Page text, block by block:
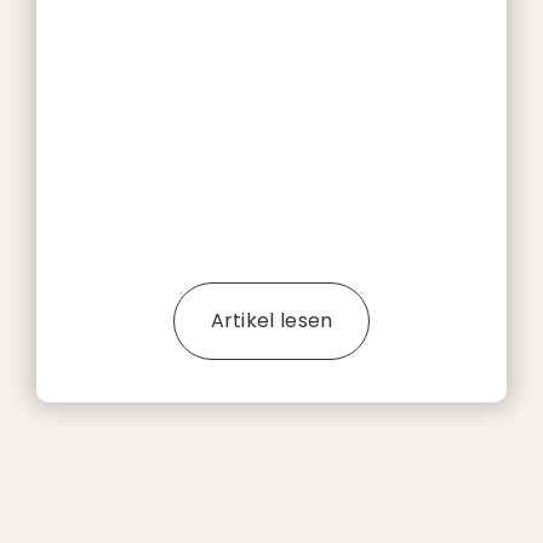
Artikel lesen